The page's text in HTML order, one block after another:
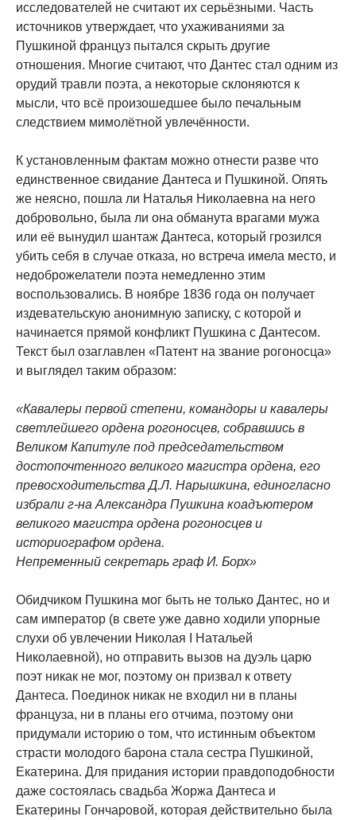
исследователей не считают их серьёзными. Часть
источников утверждает, что ухаживаниями за
Пушкиной француз пытался скрыть другие
отношения. Многие считают, что Дантес стал одним из
орудий травли поэта, а некоторые склоняются к
мысли, что всё произошедшее было печальным
следствием мимолётной увлечённости.
К установленным фактам можно отнести разве что
единственное свидание Дантеса и Пушкиной. Опять
же неясно, пошла ли Наталья Николаевна на него
добровольно, была ли она обманута врагами мужа
или её вынудил шантаж Дантеса, который грозился
убить себя в случае отказа, но встреча имела место, и
недоброжелатели поэта немедленно этим
воспользовались. В ноябре 1836 года он получает
издевательскую анонимную записку, с которой и
начинается прямой конфликт Пушкина с Дантесом.
Текст был озаглавлен «Патент на звание рогоносца»
и выглядел таким образом:
«Кавалеры первой степени, командоры и кавалеры
светлейшего ордена рогоносцев, собравшись в
Великом Капитуле под председательством
достопочтенного великого магистра ордена, его
превосходительства Д.Л. Нарышкина, единогласно
избрали г-на Александра Пушкина коадъютером
великого магистра ордена рогоносцев и
историографом ордена.
Непременный секретарь граф И. Борх»
Обидчиком Пушкина мог быть не только Дантес, но и
сам император (в свете уже давно ходили упорные
слухи об увлечении Николая I Натальей
Николаевной), но отправить вызов на дуэль царю
поэт никак не мог, поэтому он призвал к ответу
Дантеса. Поединок никак не входил ни в планы
француза, ни в планы его отчима, поэтому они
придумали историю о том, что истинным объектом
страсти молодого барона стала сестра Пушкиной,
Екатерина. Для придания истории правдоподобности
даже состоялась свадьба Жоржа Дантеса и
Екатерины Гончаровой, которая действительно была